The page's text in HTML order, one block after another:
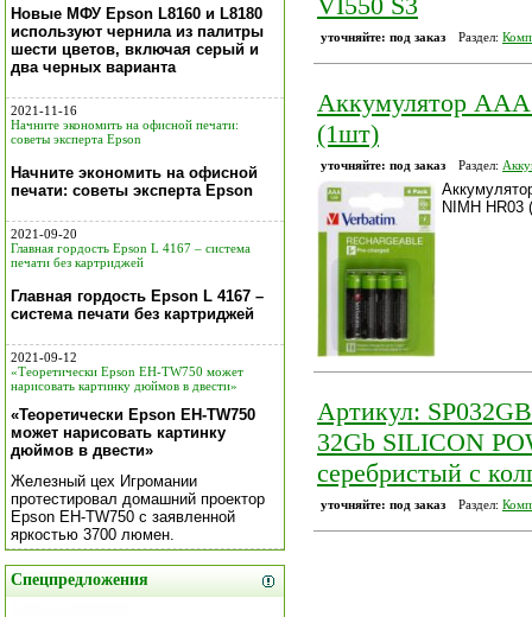
Новые МФУ Epson L8160 и L8180
используют чернила из палитры
шести цветов, включая серый и
два черных варианта
2021-11-16
Начните экономить на офисной печати:
советы эксперта Epson
Начните экономить на офисной
печати: советы эксперта Epson
2021-09-20
Главная гордость Epson L 4167 – система
печати без картриджей
Главная гордость Epson L 4167 –
система печати без картриджей
2021-09-12
«Теоретически Epson EH-TW750 может
нарисовать картинку дюймов в двести»
«Теоретически Epson EH-TW750
может нарисовать картинку
дюймов в двести»
Железный цех Игромании
протестировал домашний проектор
Epson EH-TW750 с заявленной
яркостью 3700 люмен.
Спецпредложения
уточняйте: под заказ Раздел:
Аккумулятор
(1шт)
уточняйте: под заказ Раздел:
NIMH HR03
Артикул:
32Gb SILICON
серебристый с
уточняйте: под заказ Раздел: